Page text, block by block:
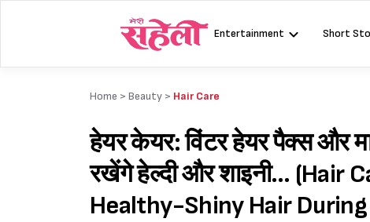
Entertainment Short
Home > Beauty > Hair Care
हेयर केयर: विंटर हेयर पैक्स और
रखेंगे हेल्दी और शाइनी… (Hair
Healthy-Shiny Hair